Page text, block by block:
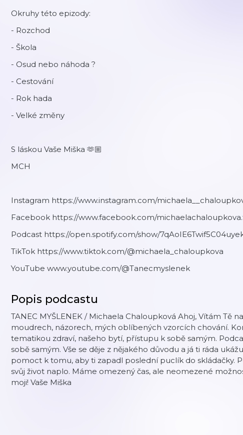
Okruhy této epizody:
- Rozchod
- Škola
- Osud nebo náhoda ?
- Cestování
- Rok hada
- Velké změny
S láskou Vaše Miška 🫶🏼
MCH
Instagram https://www.instagram.com/
Facebook https://www.facebook.com/
Podcast https://open.spotify.com/show/
TikTok https://www.tiktok.com/@michaela_chaloupkova
YouTube www.youtube.com/@Tanecmyslenek
Popis podcastu
TANEC MYŠLENEK / Michaela Chaloupková Ahoj, Vítám Tě
moudrech, názorech, mých oblíbených vzorcích chování.
tematikou zdraví, našeho bytí, přístupu k sobě samým.
sobě samým. Vše se děje z nějakého důvodu a já ti ráda
pomoct k tomu, aby ti zapadl poslední puclík do skládačky.
svůj život naplo. Máme omezený čas, ale neomezené
moji! Vaše Miška